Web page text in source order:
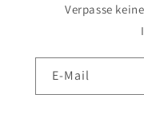
Verpasse
E-Mail